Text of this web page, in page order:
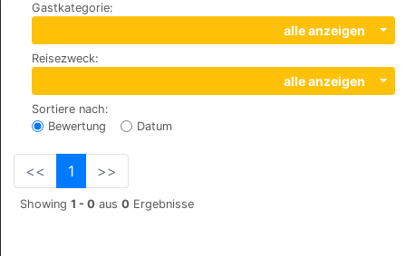
Gastkategorie:
alle anzeigen
Reisezweck:
alle anzeigen
Sortiere nach:
Bewertung
Datum
<< 1 >>
Showing 1 - 0 aus 0 Ergebnisse